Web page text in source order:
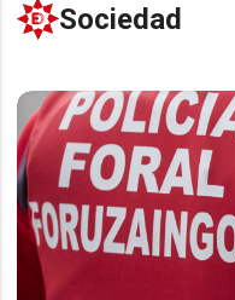
Sociedad